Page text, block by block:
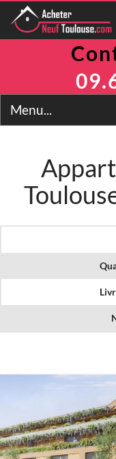
BRS
Toulouse
Financement
Contact